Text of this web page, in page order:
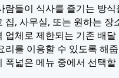
람들이 식사를 즐기는 방
집, 사무실, 또는 원하는
업체로 제한되는 기존 배
리를 이용할 수 있도록 해
폭넓은 메뉴 중에서 선택할